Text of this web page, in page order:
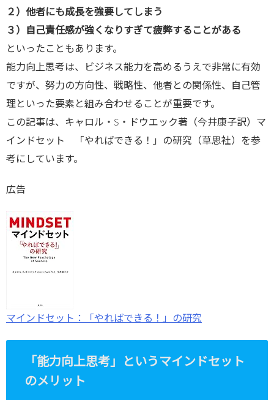
２）他者にも成長を強要してしまう
３）自己責任感が強くなりすぎて疲弊することがある
といったこともあります。
能力向上思考は、ビジネス能力を高めるうえで非常に有効
ですが、努力の方向性、戦略性、他者との関係性、自己管
理といった要素と組み合わせることが重要です。
この記事は、キャロル・S・ドウエック著（今井康子訳）マ
インドセット 「やればできる！」の研究（草思社）を参
考にしています。
広告
マインドセット：「やればできる！」の研究
「能力向上思考」というマインドセット
のメリット